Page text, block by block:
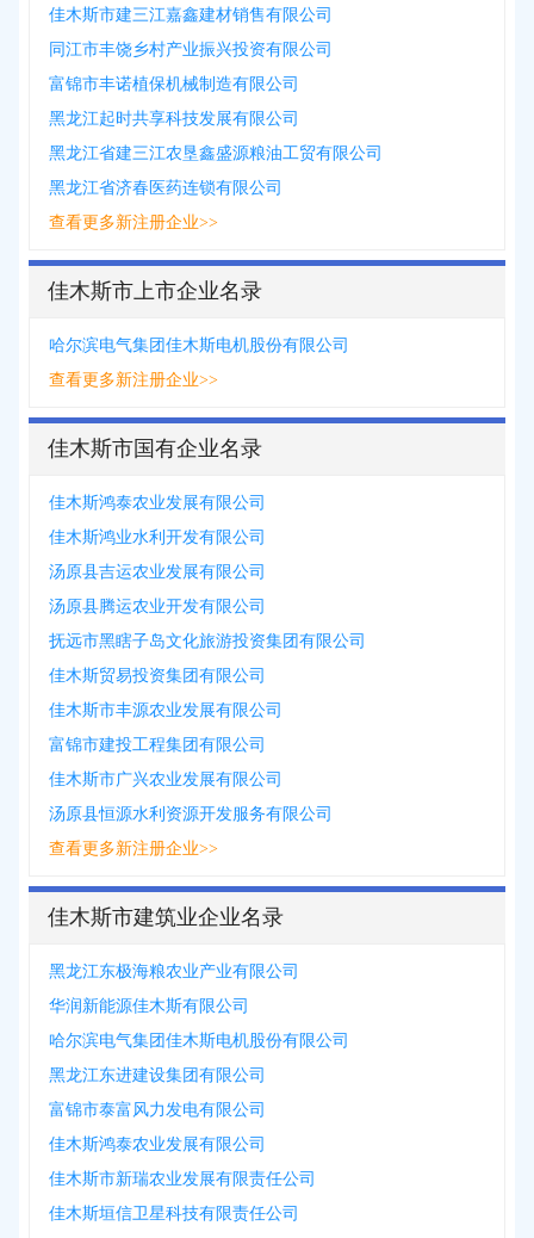
佳木斯市建三江嘉鑫建材销售有限公司
同江市丰饶乡村产业振兴投资有限公司
富锦市丰诺植保机械制造有限公司
黑龙江起时共享科技发展有限公司
黑龙江省建三江农垦鑫盛源粮油工贸有限公司
黑龙江省济春医药连锁有限公司
查看更多新注册企业>>
佳木斯市上市企业名录
哈尔滨电气集团佳木斯电机股份有限公司
查看更多新注册企业>>
佳木斯市国有企业名录
佳木斯鸿泰农业发展有限公司
佳木斯鸿业水利开发有限公司
汤原县吉运农业发展有限公司
汤原县腾运农业开发有限公司
抚远市黑瞎子岛文化旅游投资集团有限公司
佳木斯贸易投资集团有限公司
佳木斯市丰源农业发展有限公司
富锦市建投工程集团有限公司
佳木斯市广兴农业发展有限公司
汤原县恒源水利资源开发服务有限公司
查看更多新注册企业>>
佳木斯市建筑业企业名录
黑龙江东极海粮农业产业有限公司
华润新能源佳木斯有限公司
哈尔滨电气集团佳木斯电机股份有限公司
黑龙江东进建设集团有限公司
富锦市泰富风力发电有限公司
佳木斯鸿泰农业发展有限公司
佳木斯市新瑞农业发展有限责任公司
佳木斯垣信卫星科技有限责任公司